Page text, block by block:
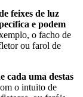
feixes de luz
e podem
o facho de
ou farol de
cada uma destas
o intuito de